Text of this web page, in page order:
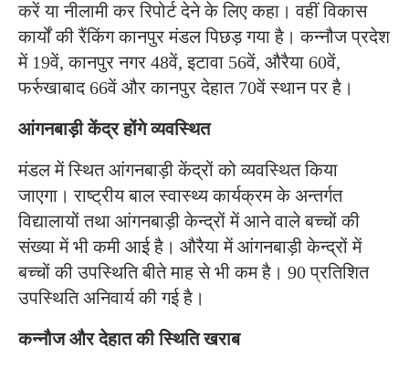
करें या नीलामी कर रिपोर्ट देने के लिए कहा। वहीं विकास
कार्यों की रैंकिंग कानपुर मंडल पिछड़ गया है। कन्नौज प्रदेश
में 19वें, कानपुर नगर 48वें, इटावा 56वें, औरैया 60वें,
फर्रुखाबाद 66वें और कानपुर देहात 70वें स्थान पर है।
आंगनबाड़ी केंद्र होंगे व्यवस्थित
मंडल में स्थित आंगनबाड़ी केंद्रों को व्यवस्थित किया
जाएगा। राष्ट्रीय बाल स्वास्थ्य कार्यक्रम के अन्तर्गत
विद्यालायों तथा आंगनबाड़ी केन्द्रों में आने वाले बच्चों की
संख्या में भी कमी आई है। औरैया में आंगनबाड़ी केन्द्रों में
बच्चों की उपस्थिति बीते माह से भी कम है। 90 प्रतिशित
उपस्थिति अनिवार्य की गई है।
कन्नौज और देहात की स्थिति खराब